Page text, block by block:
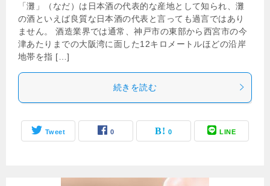
「灘」（なだ）は日本酒の代表的な産地として知られ、灘
の酒といえば良質な日本酒の代表と言っても過言ではあり
ません。 酒造業界では通常、神戸市の東部から西宮市の今
津あたりまでの大阪湾に面した12キロメートルほどの沿岸
地帯を指 […]
続きを読む
Tweet 0 0 LINE